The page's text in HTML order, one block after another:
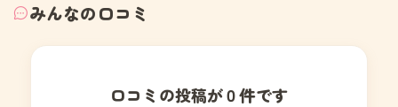
みんなの口コミ
口コミの投稿が０件です